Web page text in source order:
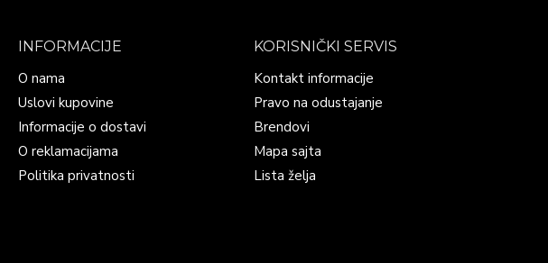
NEO CELL
ORTHOMOL GMBH
INFORMACIJE
O nama
Uslovi kupovine
Informacije o dostavi
O reklamacijama
Politika privatnosti
KORISNIČKI SERVIS
Kontakt informacije
Pravo na odustajanje
Brendovi
Mapa sajta
Lista želja